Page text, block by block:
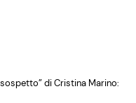
di Cristina Marino: